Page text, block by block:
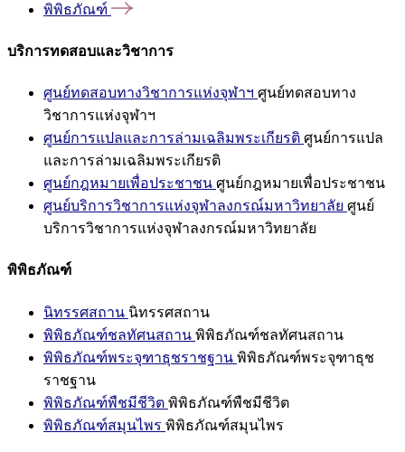
พิพิธภัณฑ์
บริการทดสอบและวิชาการ
ศูนย์ทดสอบทางวิชาการแห่งจุฬาฯ ศูนย์ทดสอบทาง
วิชาการแห่งจุฬาฯ
ศูนย์การแปลและการล่ามเฉลิมพระเกียรติ ศูนย์การแปล
และการล่ามเฉลิมพระเกียรติ
ศูนย์กฎหมายเพื่อประชาชน ศูนย์กฎหมายเพื่อประชาชน
ศูนย์บริการวิชาการแห่งจุฬาลงกรณ์มหาวิทยาลัย ศูนย์
บริการวิชาการแห่งจุฬาลงกรณ์มหาวิทยาลัย
พิพิธภัณฑ์
นิทรรศสถาน นิทรรศสถาน
พิพิธภัณฑ์ชลทัศนสถาน พิพิธภัณฑ์ชลทัศนสถาน
พิพิธภัณฑ์พระจุฑาธุชราชฐาน พิพิธภัณฑ์พระจุฑาธุช
ราชฐาน
พิพิธภัณฑ์พืชมีชีวิต พิพิธภัณฑ์พืชมีชีวิต
พิพิธภัณฑ์สมุนไพร พิพิธภัณฑ์สมุนไพร